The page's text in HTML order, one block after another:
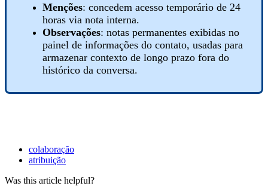
Menções: concedem acesso temporário de 24
horas via nota interna.
Observações: notas permanentes exibidas no
painel de informações do contato, usadas para
armazenar contexto de longo prazo fora do
histórico da conversa.
colaboração
atribuição
Was this article helpful?